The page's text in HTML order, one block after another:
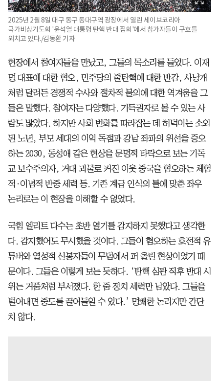
2025년 2월 8일 대구 동구 동대구역 광장에서 열린 세이브코리아
국가비상기도회 '윤석열 대통령 탄핵 반대 집회'에서 참가자들이 구호를
외치고 있다./김동환 기자
현장에서 참여자들을 만났고, 그들의 목소리를 들었다. 이재
명 대표에 대한 혐오, 민주당의 줄탄핵에 대한 반감, 사냥개
처럼 달려든 경쟁적 수사와 절차적 불의에 대한 역겨움을 그
들은 말했다. 참여자는 다양했다. 기득권자로 볼 수 있는 사
람도 많았다. 하지만 사회 변화를 따라잡는 데 허덕이는 소외
된 노년, 부모 세대의 이익 독점과 강남 좌파의 위선을 증오
하는 2030, 동성애 같은 현상을 문명적 타락으로 보는 기독
교 보수주의자, 거대 괴물로 커진 이웃 중국을 혐오하는 체험
적·이념적 반중 세력 등. 기존 계급 인식의 틀에 맞춘 좌우
논리로는 이 현장을 이해할 수 없었다.
국힘 엘리트 다수는 초반 열기를 감지하지 못했다고 생각한
다. 감지했어도 무시했을 것이다. 그들이 혐오하는 호전적 유
튜버와 열성적 신봉자들이 무덤에서 퍼 올린 현상이었기 때
문이다. 그들은 이렇게 보는 듯하다. ‘탄핵 심판 직후 반대 시
위는 거품처럼 부서졌다. 한 줌 정치 세력만 남았다. 그들을
털어내면 중도를 끌어들일 수 있다.’ 명쾌한 논리지만 간단
치 않다.